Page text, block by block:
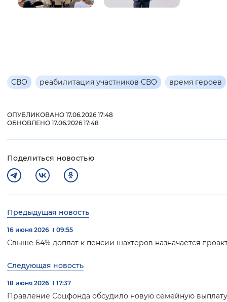
ОПУБЛИКОВАНО 17.06.2026 17:48
ОБНОВЛЕНО 17.06.2026 17:48
Поделиться новостью
Предыдущая новость
16 июня 2026 09:55
Свыше 64% доплат к пенсии шахтеров назначается
Следующая новость
18 июня 2026 17:37
Правление Соцфонда обсудило новую семейную
СВО реабилитация участников СВО время героев